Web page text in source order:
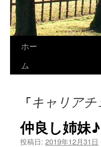
ホー
ム
「キャリア
仲良し姉妹
投稿日: 2019年12月31日